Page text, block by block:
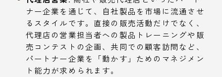
ナー企業を通じて、自社製品を市場に流通させ
るスタイルです。直接の販売活動だけでなく、
代理店の営業担当者への製品トレーニングや販
売コンテストの企画、共同での顧客訪問など、
パートナー企業を「動かす」ためのマネジメン
ト能力が求められます。